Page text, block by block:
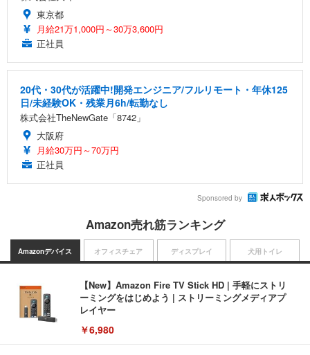
東京都
月給21万1,000円～30万3,600円
正社員
20代・30代が活躍中!開発エンジニア/フルリモート・年休125
日/未経験OK・残業月6h/転勤なし
株式会社TheNewGate「8742」
大阪府
月給30万円～70万円
正社員
Sponsored by
Amazon売れ筋ランキング
Amazonデバイス
【New】Amazon Fire TV Stick HD | 手軽にストリ
ーミングをはじめよう | ストリーミングメディアプ
レイヤー
￥6,980
オフィスチェア ディスプレイ 犬用トイレ